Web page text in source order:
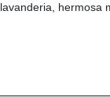
hermosa